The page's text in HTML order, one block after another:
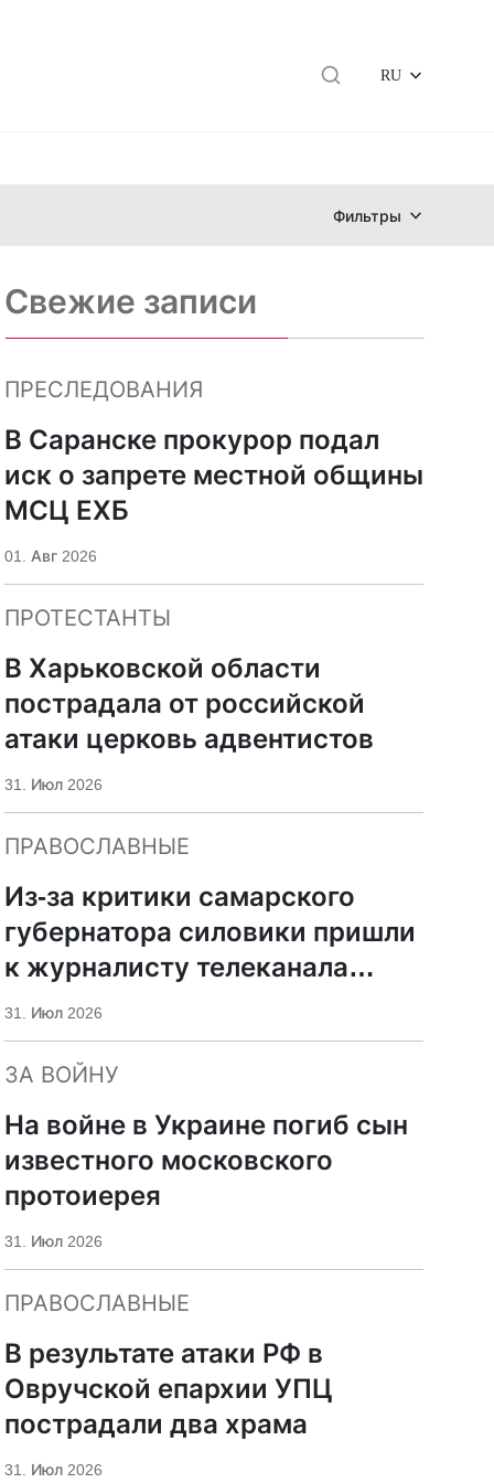
RU
Фильтры
Свежие записи
ПРЕСЛЕДОВАНИЯ
В Саранске прокурор подал
иск о запрете местной общины
МСЦ ЕХБ
01. Авг 2026
ПРОТЕСТАНТЫ
В Харьковской области
пострадала от российской
атаки церковь адвентистов
31. Июл 2026
ПРАВОСЛАВНЫЕ
Из-за критики самарского
губернатора силовики пришли
к журналисту телеканала
«Царьград»
31. Июл 2026
ЗА ВОЙНУ
На войне в Украине погиб сын
известного московского
протоиерея
31. Июл 2026
ПРАВОСЛАВНЫЕ
В результате атаки РФ в
Овручской епархии УПЦ
пострадали два храма
31. Июл 2026